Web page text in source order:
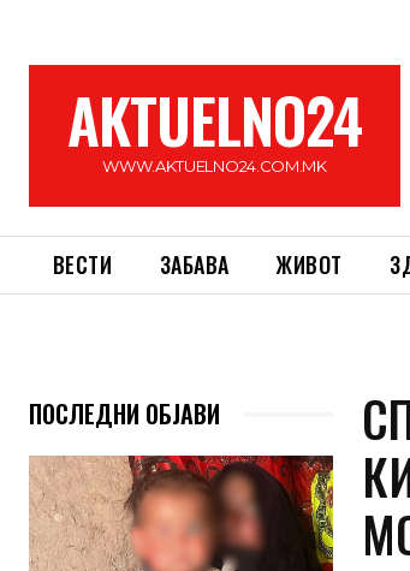
AKTUELNO24
WWW.AKTUELNO24.COM.MK
ВЕСТИ ЗАБАВА ЖИВОТ
ПОСЛЕДНИ ОБЈАВИ